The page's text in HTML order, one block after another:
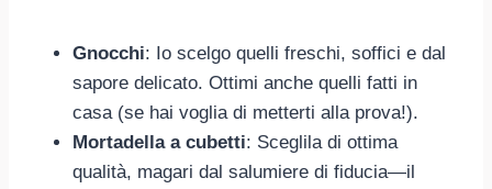
Gnocchi: Io scelgo quelli freschi, soffici e dal
sapore delicato. Ottimi anche quelli fatti in
casa (se hai voglia di metterti alla prova!).
Mortadella a cubetti: Sceglila di ottima
qualità, magari dal salumiere di fiducia—il